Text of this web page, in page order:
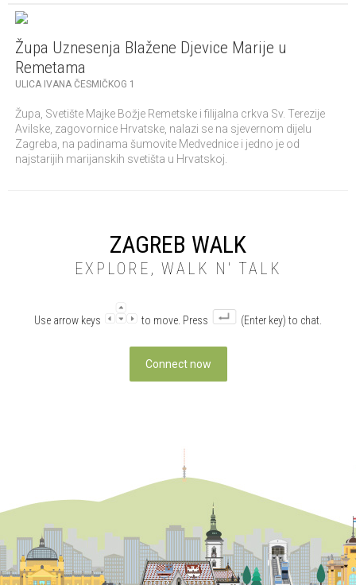
Župa Uznesenja Blažene Djevice Marije u
Remetama
ULICA IVANA ČESMIČKOG 1
Župa, Svetište Majke Božje Remetske i filijalna crkva Sv. Terezije
Avilske, zagovornice Hrvatske, nalazi se na sjevernom dijelu
Zagreba, na padinama šumovite Medvednice i jedno je od
najstarijih marijanskih svetišta u Hrvatskoj.
ZAGREB WALK
EXPLORE, WALK N' TALK
Use arrow keys to move. Press (Enter key) to chat.
Connect now